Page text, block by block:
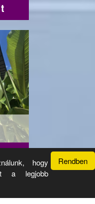
2017 - 2026 ©
Rendben
hogy
a legjobb